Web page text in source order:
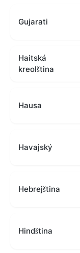
Gujarati
Haitská
kreolština
Hausa
Havajský
Hebrejština
Hindština